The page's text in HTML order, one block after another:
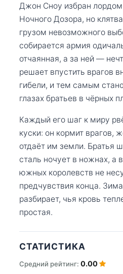
Джон Сноу избран
Ночного Дозора, но
грузом невозможного
собирается армия
отчаянная, а за ней —
решает впустить врагов
гибели, и тем самым
глазах братьев в чёрных
Каждый его шаг к миру
куски: он кормит врагов,
отдаёт им земли. Братья
сталь ночует в ножнах, а
южных королевств не
предчувствия конца.
разбирает, чья кровь
простая.
СТАТИСТИКА
Средний рейтинг: 0.00